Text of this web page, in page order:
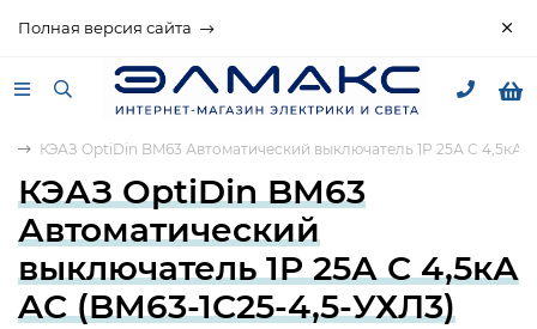
Полная версия сайта
КЭАЗ OptiDin BM63 Автоматический выключатель 1P 25А C 4,5кА
КЭАЗ OptiDin BM63
Автоматический
выключатель 1P 25А C 4,5кА
AC (BM63-1C25-4,5-УХЛ3)